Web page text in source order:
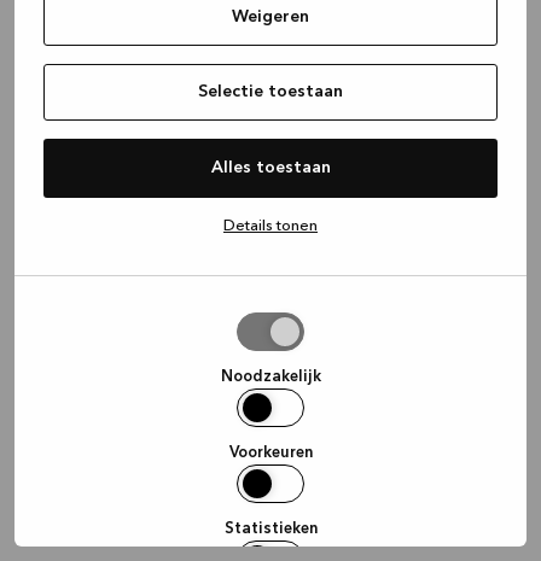
Weigeren
Selectie toestaan
Alles toestaan
Details tonen
Noodzakelijk
Voorkeuren
Statistieken
(see the browser console for more
information).